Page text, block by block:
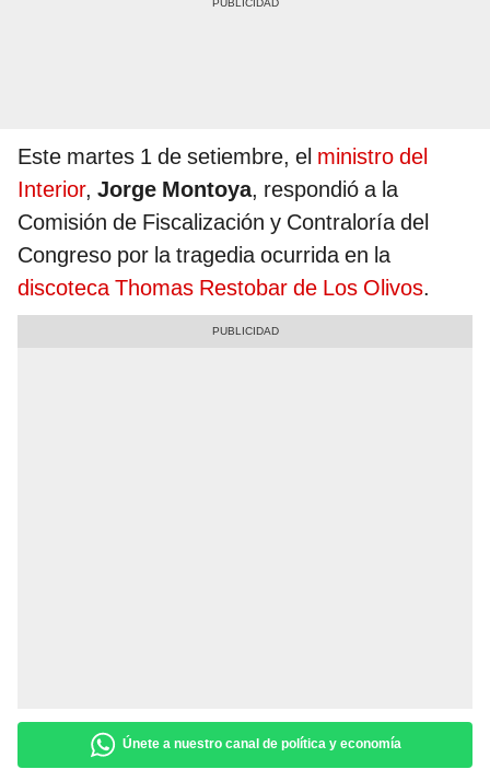
Este martes 1 de setiembre, el ministro del
Interior, Jorge Montoya, respondió a la
Comisión de Fiscalización y Contraloría del
Congreso por la tragedia ocurrida en la
discoteca Thomas Restobar de Los Olivos.
Únete a nuestro canal de política y economía